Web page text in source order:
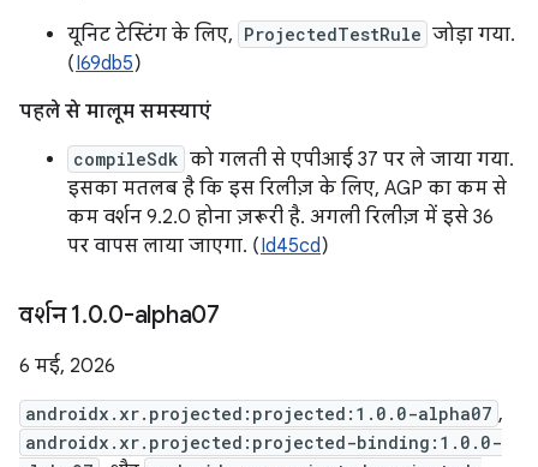
यूनिट टेस्टिंग के लिए, ProjectedTestRule जोड़ा गया.
(I69db5)
पहले से मालूम समस्याएं
compileSdk को गलती से एपीआई 37 पर ले जाया गया.
इसका मतलब है कि इस रिलीज़ के लिए, AGP का कम से
कम वर्शन 9.2.0 होना ज़रूरी है. अगली रिलीज़ में इसे 36
पर वापस लाया जाएगा. (Id45cd)
वर्शन 1.0.0-alpha07
6 मई, 2026
androidx.xr.projected:projected:1.0.0-alpha07 ,
androidx.xr.projected:projected-binding:1.0.0-